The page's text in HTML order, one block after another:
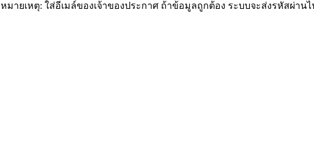
หมายเหตุ: ใส่อีเมล์ของเจ้าของประกาศ ถ้าข้อมูลถูกต้อง ระบบจะส่งรหัสผ่าน